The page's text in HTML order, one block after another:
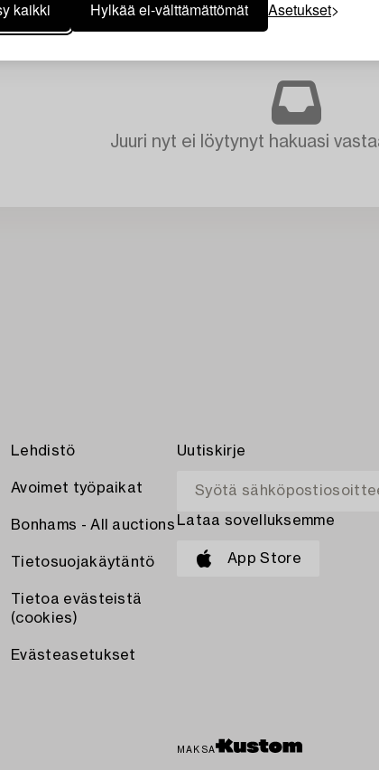
kaikki Hylkää ei-välttämättömät Asetukset
Juuri nyt ei löytynyt hakuasi
Lehdistö
Avoimet työpaikat
Bonhams - All auctions
Tietosuojakäytäntö
Tietoa evästeistä
(cookies)
Evästeasetukset
Uutiskirje
Lataa sovelluksemme
App Store
MAKSA